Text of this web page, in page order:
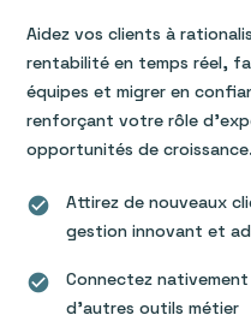
Aidez vos clients à
rentabilité en temps réel,
équipes et migrer en
renforçant votre rôle
opportunités de croissance.
check_circle
Attirez de nouveaux
gestion innovant et
check_circle
Connectez
d’autres outils métier